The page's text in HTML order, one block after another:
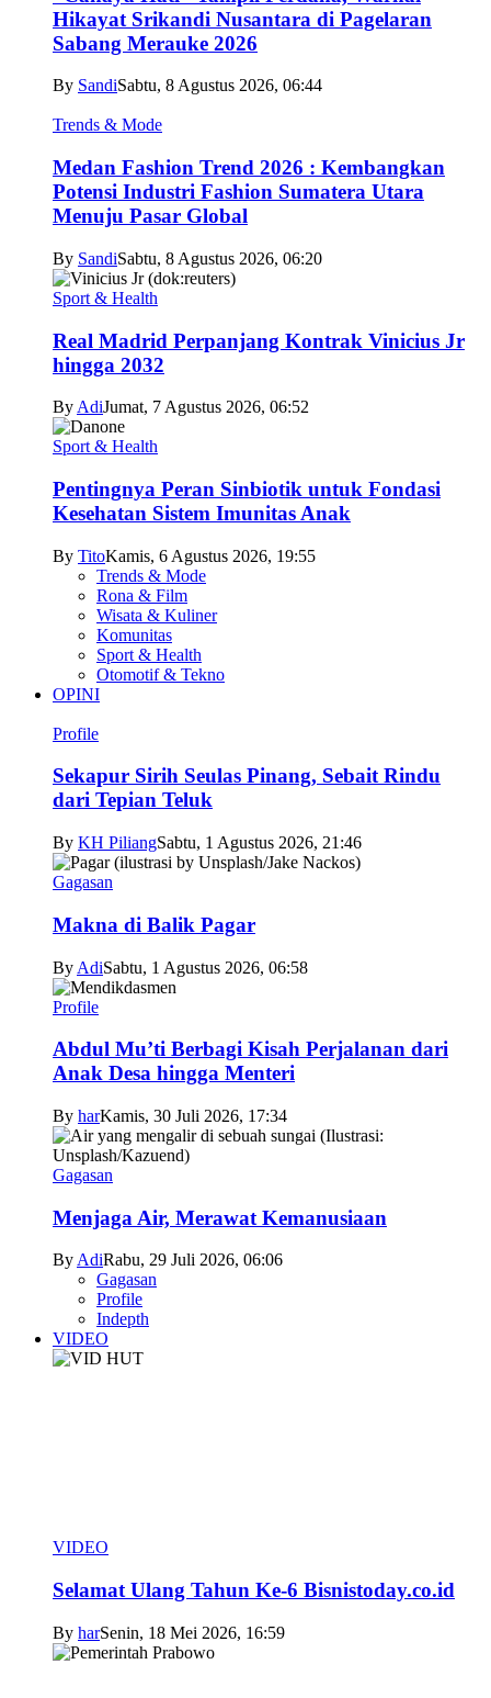
Hikayat Srikandi Nusantara di Pagelaran
Sabang Merauke 2026
By SandiSabtu, 8 Agustus 2026, 06:44
Trends & Mode
Medan Fashion Trend 2026 : Kembangkan
Potensi Industri Fashion Sumatera Utara
Menuju Pasar Global
By SandiSabtu, 8 Agustus 2026, 06:20
Sport & Health
Real Madrid Perpanjang Kontrak Vinicius Jr
hingga 2032
By AdiJumat, 7 Agustus 2026, 06:52
Sport & Health
Pentingnya Peran Sinbiotik untuk Fondasi
Kesehatan Sistem Imunitas Anak
By TitoKamis, 6 Agustus 2026, 19:55
Trends & Mode
Rona & Film
Wisata & Kuliner
Komunitas
Sport & Health
Otomotif & Tekno
OPINI
Profile
Sekapur Sirih Seulas Pinang, Sebait Rindu
dari Tepian Teluk
By KH PiliangSabtu, 1 Agustus 2026, 21:46
Gagasan
Makna di Balik Pagar
By AdiSabtu, 1 Agustus 2026, 06:58
Profile
Abdul Mu’ti Berbagi Kisah Perjalanan dari
Anak Desa hingga Menteri
By harKamis, 30 Juli 2026, 17:34
Gagasan
Menjaga Air, Merawat Kemanusiaan
ByAdiRabu, 29 Juli 2026, 06:06
Gagasan
Profile
Indepth
VIDEO
VIDEO
Selamat Ulang Tahun Ke-6 Bisnistoday.co.id
By harSenin, 18 Mei 2026, 16:59